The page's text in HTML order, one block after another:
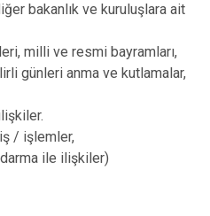
bakanlık ve kuruluşlara ait
milli ve resmi bayramları,
günleri anma ve kutlamalar,
/ işlemler,
ile ilişkiler)